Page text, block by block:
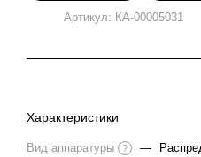
Артикул: КА-00005031
Характеристики
Вид аппаратуры ? —